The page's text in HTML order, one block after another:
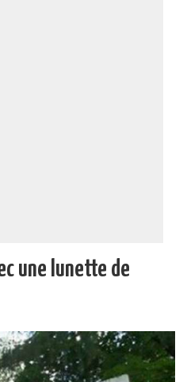
une lunette de